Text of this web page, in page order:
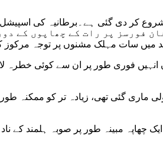
فورسز پر رات کے چھاپوں کے
مشنوں پر توجہ مرکوز کی جن میں بچوں سمیت
ماری گئی تھی، زیادہ تر کو ممکنہ
پر صوبہ ہلمند کے ناد علی ضلع میں 7 فروری 2011 کو ہوا، جب